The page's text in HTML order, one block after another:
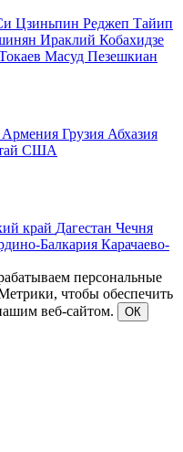
Цзиньпин Реджеп Тайип
Ираклий Кобахидзе
Масуд Пезешкиан
Армения Грузия Абхазия
США
край Дагестан Чечня
Балкария Карачаево-
персональные
чтобы обеспечить
веб-сайтом.
ОК